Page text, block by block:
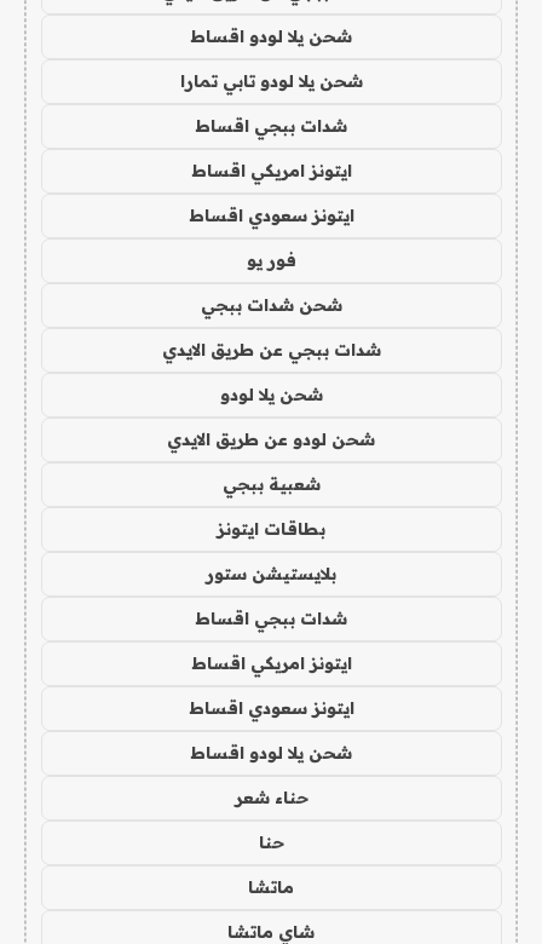
شحن يلا لودو اقساط
شحن يلا لودو تابي تمارا
شدات ببجي اقساط
ايتونز امريكي اقساط
ايتونز سعودي اقساط
فور يو
شحن شدات ببجي
شدات ببجي عن طريق الايدي
شحن يلا لودو
شحن لودو عن طريق الايدي
شعبية ببجي
بطاقات ايتونز
بلايستيشن ستور
شدات ببجي اقساط
ايتونز امريكي اقساط
ايتونز سعودي اقساط
شحن يلا لودو اقساط
حناء شعر
حنا
ماتشا
شاي ماتشا